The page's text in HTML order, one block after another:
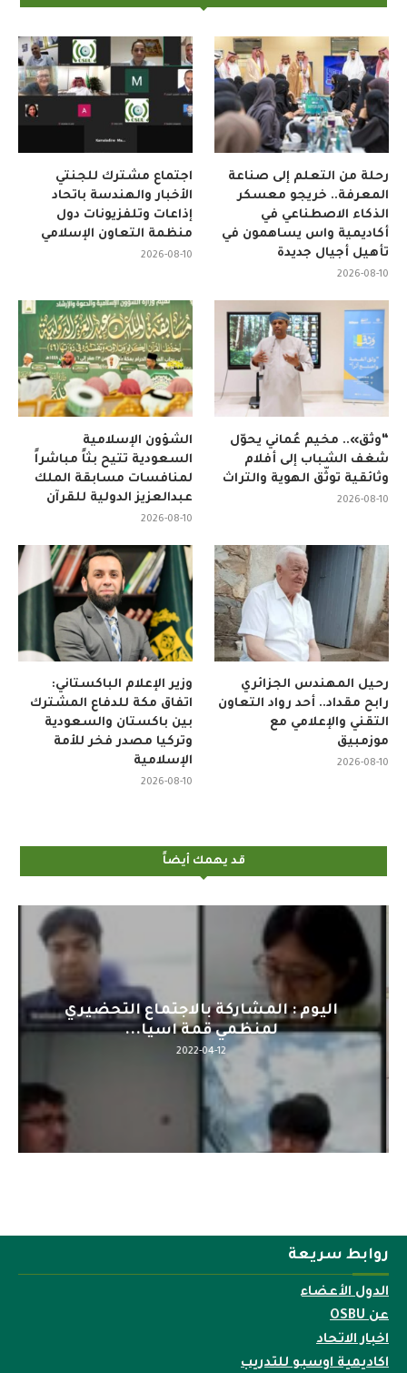
اجتماع مشترك للجنتي
الأخبار والهندسة باتحاد
إذاعات وتلفزيونات دول
منظمة التعاون الإسلامي
2026-08-10
رحلة من التعلم إلى صناعة
المعرفة.. خريجو معسكر
الذكاء الاصطناعي في
أكاديمية واس يساهمون في
تأهيل أجيال جديدة
2026-08-10
الشؤون الإسلامية
السعودية تتيح بثاً مباشراً
لمنافسات مسابقة الملك
عبدالعزيز الدولية للقرآن
2026-08-10
“وثّق».. مخيم عُماني يحوّل
شغف الشباب إلى أفلام
وثائقية توثّق الهوية والتراث
2026-08-10
وزير الإعلام الباكستاني:
اتفاق مكة للدفاع المشترك
بين باكستان والسعودية
وتركيا مصدر فخر للأمة
الإسلامية
2026-08-10
رحيل المهندس الجزائري
رابح مقداد.. أحد رواد التعاون
التقني والإعلامي مع
موزمبيق
2026-08-10
قد يهمك أيضاً
اليوم : المشاركة بالاجتماع التحضيري
لمنظمي قمة اسيا...
2022-04-12
روابط سريعة
الدول الأعضاء
عن OSBU
اخبار الاتحاد
اكاديمية اوسبو للتدريب